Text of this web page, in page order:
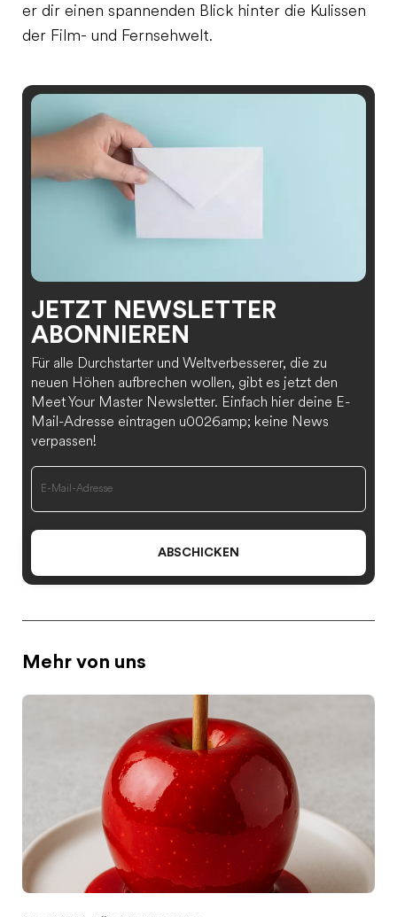
er dir einen spannenden Blick hinter die Kulissen
der Film- und Fernsehwelt.
JETZT NEWSLETTER
ABONNIEREN
Für alle Durchstarter und Weltverbesserer, die zu
neuen Höhen aufbrechen wollen, gibt es jetzt den
Meet Your Master Newsletter. Einfach hier deine E-
Mail-Adresse eintragen u0026amp; keine News
verpassen!
ABSCHICKEN
Mehr von uns